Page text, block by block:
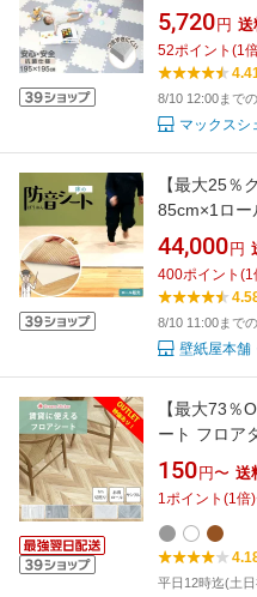
プレイマッ
ビーマット
30cm 36枚
ット ★[送料
5,720 円 送
52ポイント (1
8/10 12:00まで
マックスシ
【最大25％
85cm×1ロー
や カーペッ
応 滑り止め
賃貸 マンシ
44,000 円
400ポイント (1
8/10 11:00まで
壁紙屋本舗
【最大73％
ート フロア
だけ 6畳 フ
ト 床シート
ヘリンボー
1m単位/2m/
150 円〜 送
1ポイント (1倍)
平日12時迄(土